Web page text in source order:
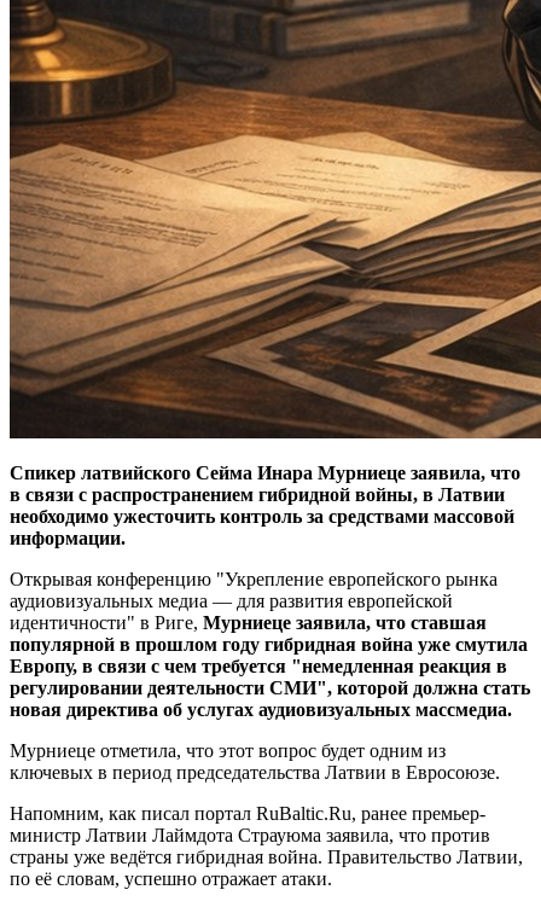
Спикер латвийского Сейма Инара Мурниеце заявила, что
в связи с распространением гибридной войны, в Латвии
необходимо ужесточить контроль за средствами массовой
информации.
Открывая конференцию "Укрепление европейского рынка
аудиовизуальных медиа — для развития европейской
идентичности" в Риге, Мурниеце заявила, что ставшая
популярной в прошлом году гибридная война уже смутила
Европу, в связи с чем требуется "немедленная реакция в
регулировании деятельности СМИ", которой должна стать
новая директива об услугах аудиовизуальных массмедиа.
Мурниеце отметила, что этот вопрос будет одним из
ключевых в период председательства Латвии в Евросоюзе.
Напомним, как писал портал RuBaltic.Ru, ранее премьер-
министр Латвии Лаймдота Страуюма заявила, что против
страны уже ведётся гибридная война. Правительство Латвии,
по её словам, успешно отражает атаки.